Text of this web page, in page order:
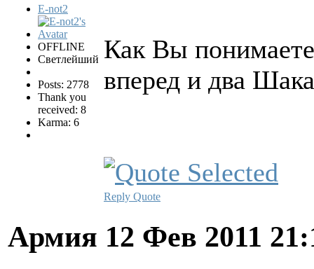
E-not2
OFFLINE
Светлейший
Posts: 2778
Thank you
received: 8
Karma: 6
Как Вы
вперед и два
Reply Quote
Армия 12 Фев 2011